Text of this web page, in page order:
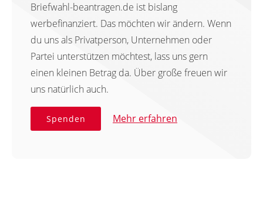
Briefwahl-beantragen.de ist bislang
werbefinanziert. Das möchten wir ändern. Wenn
du uns als Privatperson, Unternehmen oder
Partei unterstützen möchtest, lass uns gern
einen kleinen Betrag da. Über große freuen wir
uns natürlich auch.
Spenden Mehr erfahren